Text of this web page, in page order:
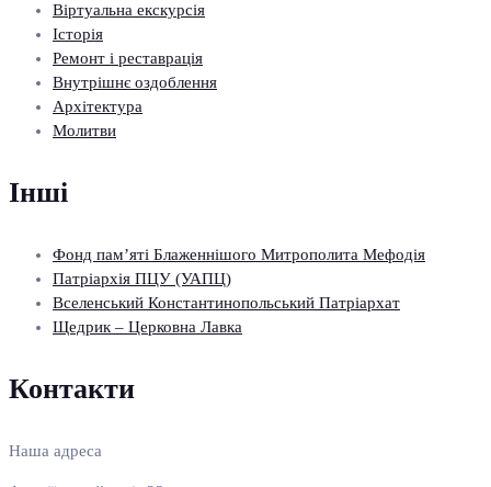
Віртуальна екскурсія
Історія
Ремонт і реставрація
Внутрішнє оздоблення
Архітектура
Молитви
Інші
Фонд пам’яті Блаженнішого Митрополита Мефодія
Патріархія ПЦУ (УАПЦ)
Вселенський Константинопольський Патріархат
Щедрик – Церковна Лавка
Контакти
Наша адреса